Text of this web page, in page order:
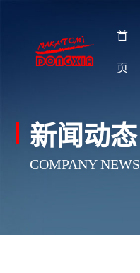
首
页
新闻动态
COMPANY NEWS